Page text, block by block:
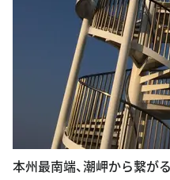
本州最南端、潮岬から繋が
行き止まりに灯台がありま